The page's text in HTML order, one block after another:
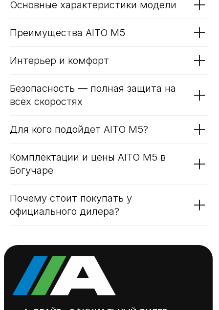
Основные характеристики модели
Преимущества AITO M5
Интерьер и комфорт
всех скоростях
Комплектации и цены AITO M5 в
Богучаре
Почему стоит покупать у
официального дилера?